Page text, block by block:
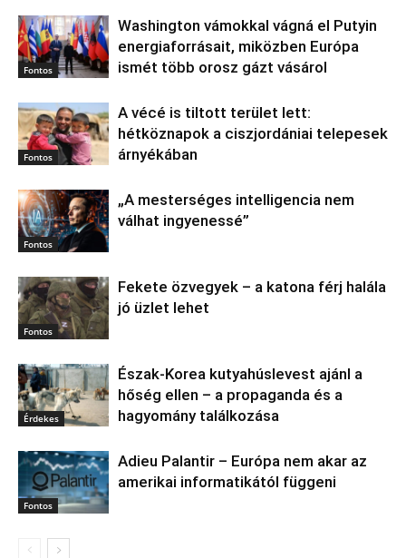
Fontos
Washington vámokkal vágná el Putyin
energiaforrásait, miközben Európa
ismét több orosz gázt vásárol
Fontos
A vécé is tiltott terület lett:
hétköznapok a ciszjordániai telepesek
árnyékában
Fontos
„A mesterséges intelligencia nem
válhat ingyenessé”
Fontos
Fekete özvegyek – a katona férj halála
jó üzlet lehet
Érdekes
Észak‑Korea kutyahúslevest ajánl a
hőség ellen – a propaganda és a
hagyomány találkozása
Fontos
Adieu Palantir – Európa nem akar az
amerikai informatikától függeni